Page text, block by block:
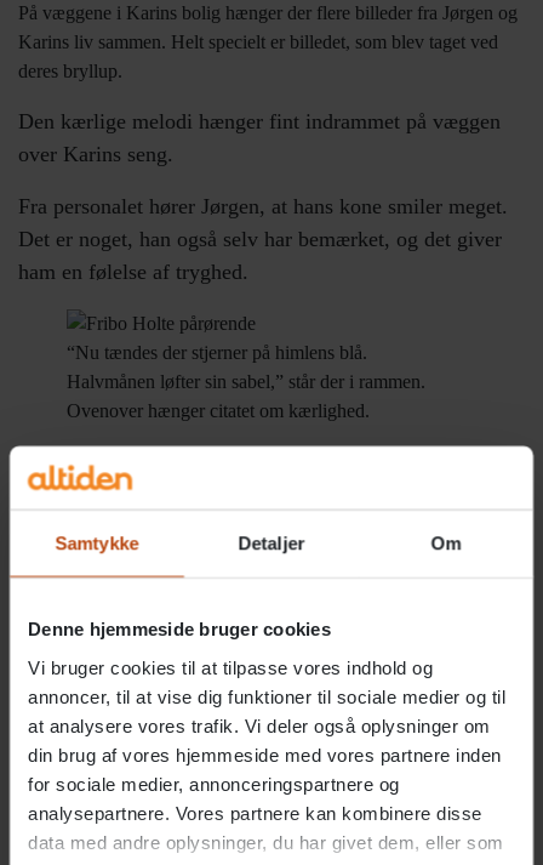
Samtykke Detaljer Om
Denne hjemmeside bruger cookies
Vi bruger cookies til at tilpasse vores indhold og
annoncer, til at vise dig funktioner til sociale medier og til
at analysere vores trafik. Vi deler også oplysninger om
din brug af vores hjemmeside med vores partnere inden
for sociale medier, annonceringspartnere og
analysepartnere. Vores partnere kan kombinere disse
data med andre oplysninger, du har givet dem, eller som
På væggene i Karins bolig hænger der flere billeder fra Jørgen og
Karins liv sammen. Helt specielt er billedet, som blev taget ved
deres bryllup.
Den kærlige melodi hænger fint indrammet på væggen
over Karins seng.
Fra personalet hører Jørgen, at hans kone smiler meget.
Det er noget, han også selv har bemærket, og det giver
ham en følelse af tryghed.
“Nu tændes der stjerner på himlens blå.
Halvmånen løfter sin sabel,” står der i rammen.
Ovenover hænger citatet om kærlighed.
Nu har han også friheden til at lave sine egne ting ind
imellem, uden at skulle bekymre sig om, hvorvidt Karin
”For mig er det et trygt liv, for jeg kan være væk. Jeg
Danmark.”
Jørgen, som bærer titlen professor emeritus, underviser
stadig, bl.a. i mekanik og maritim teknik på DTU.
Aktiveret med musik